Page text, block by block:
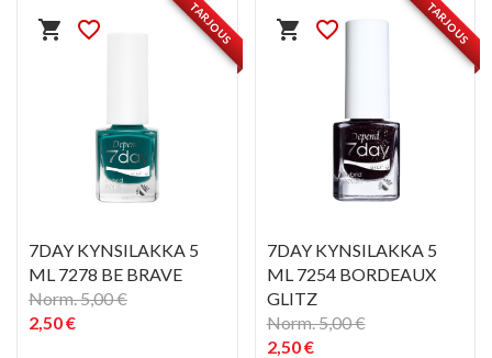
shopping_cart favorite_border TARJOUS
7DAY KYNSILAKKA 5
ML 7278 BE BRAVE
Norm. 5,00 €
2,50 €
shopping_cart favorite_border TARJOUS
7DAY KYNSILAKKA 5
ML 7254 BORDEAUX
GLITZ
Norm. 5,00 €
2,50 €